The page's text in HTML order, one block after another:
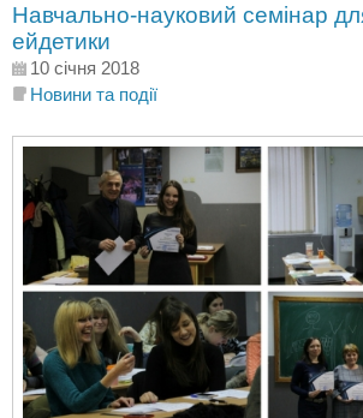
Навчально-науковий семінар
ейдетики
10 січня 2018
Новини та події